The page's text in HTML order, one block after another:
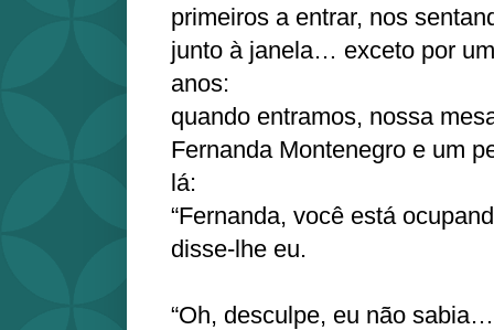
primeiros a entrar, nos
junto à janela… exceto por
anos:
quando entramos, nossa
Fernanda Montenegro e um
lá:
“Fernanda, você está
disse-lhe eu.
“Oh, desculpe, eu não